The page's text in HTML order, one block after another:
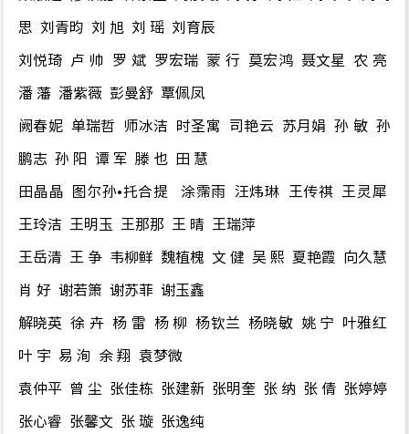
思 刘青昀 刘 旭 刘 瑶 刘育辰
刘悦琦 卢 帅 罗 斌 罗宏瑞 蒙 行 莫宏鸿 聂文星 农 亮
潘 藩 潘紫薇 彭曼舒 覃佩凤
阙春妮 单瑞哲 师冰洁 时圣寓 司艳云 苏月娟 孙 敏 孙
鹏志 孙 阳 谭 军 滕 也 田 慧
田晶晶 图尔孙•托合提 涂霈雨 汪炜琳 王传祺 王灵犀
王玲洁 王明玉 王那那 王 晴 王瑞萍
王岳清 王 争 韦柳鲜 魏植槐 文 健 吴 熙 夏艳霞 向久慧
肖 好 谢若箫 谢苏菲 谢玉鑫
解晓英 徐 卉 杨 雷 杨 柳 杨钦兰 杨晓敏 姚 宁 叶雅红
叶 宇 易 洵 余 翔 袁梦微
袁仲平 曾 尘 张佳栋 张建新 张明奎 张 纳 张 倩 张婷婷
张心睿 张馨文 张 璇 张逸纯